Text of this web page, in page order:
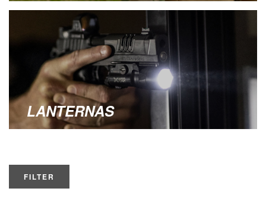
LANTERNAS
FILTER